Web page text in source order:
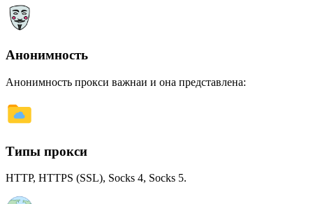
Анонимность
Анонимность прокси важнаи и она представлена:
Типы прокси
HTTP, HTTPS (SSL), Socks 4, Socks 5.